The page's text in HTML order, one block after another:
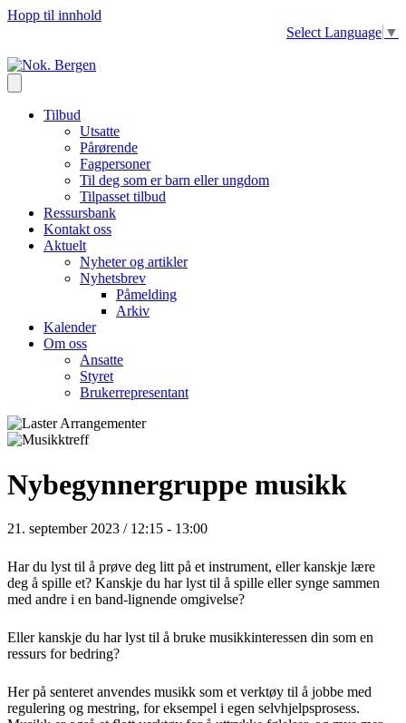
Hopp til innhold
Select Language ▼
Tilbud
Utsatte
Pårørende
Fagpersoner
Til deg som er barn eller ungdom
Tilpasset tilbud
Ressursbank
Kontakt oss
Aktuelt
Nyheter og artikler
Nyhetsbrev
Påmelding
Arkiv
Kalender
Om oss
Ansatte
Styret
Brukerrepresentant
Nybegynnergruppe musikk
21. september 2023 / 12:15 - 13:00
Har du lyst til å prøve deg litt på et instrument, eller kanskje lære
deg å spille et? Kanskje du har lyst til å spille eller synge sammen
med andre i en band-lignende omgivelse?
Eller kanskje du har lyst til å bruke musikkinteressen din som en
ressurs for bedring?
Her på senteret anvendes musikk som et verktøy til å jobbe med
regulering og mestring, for eksempel i egen selvhjelpsprosess.